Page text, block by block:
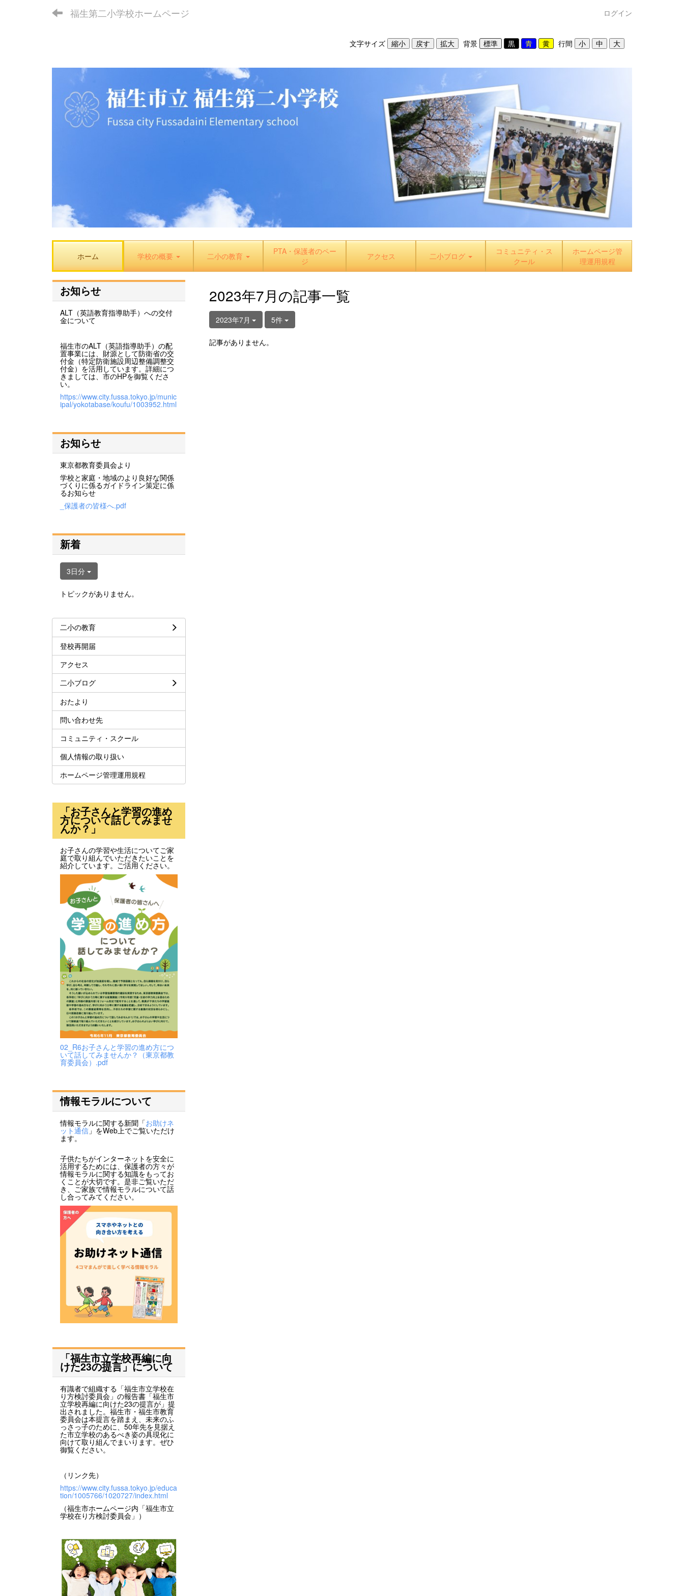
福生第二小学校ホームページ ログイン
文字サイズ 背景 行間
ホーム 学校の概要 二小の教育
PTA・保護者のペー
ジ
アクセス 二小ブログ
コミュニティ・ス
クール
ホームページ管
理運用規程
2023年7月の記事一覧
2023年7月 5件
記事がありません。
お知らせ
ALT（英語教育指導助手）への交付
金について
福生市のALT（英語指導助手）の配
置事業には、財源として防衛省の交
付金（特定防衛施設周辺整備調整交
付金）を活用しています。詳細につ
きましては、市のHPを御覧くださ
い。
https://www.city.fussa.tokyo.jp/munic
ipal/yokotabase/koufu/1003952.html
お知らせ
東京都教育委員会より
学校と家庭・地域のより良好な関係
づくりに係るガイドライン策定に係
るお知らせ
_保護者の皆様へ.pdf
新着
3日分
トピックがありません。
二小の教育
登校再開届
アクセス
二小ブログ
おたより
問い合わせ先
コミュニティ・スクール
個人情報の取り扱い
ホームページ管理運用規程
「お子さんと学習の進め
方について話してみませ
んか？」
お子さんの学習や生活についてご家
庭で取り組んでいただきたいことを
紹介しています。ご活用ください。
02_R6お子さんと学習の進め方につ
いて話してみませんか？（東京都教
育委員会）.pdf
情報モラルについて
情報モラルに関する新聞「お助けネ
ット通信 」をWeb上でご覧いただけ
ます。
子供たちがインターネットを安全に
活用するためには、保護者の方々が
情報モラルに関する知識をもってお
くことが大切です。是非ご覧いただ
き、ご家族で情報モラルについて話
し合ってみてください。
「福生市立学校再編に向
けた23の提言」について
有識者で組織する「福生市立学校在
り方検討委員会」の報告書「福生市
立学校再編に向けた23の提言が」提
出されました。福生市・福生市教育
委員会は本提言を踏まえ、未来のふ
っさっ子のために、50年先を見据え
た市立学校のあるべき姿の具現化に
向けて取り組んでまいります。ぜひ
御覧ください。
（リンク先）
https://www.city.fussa.tokyo.jp/educa
tion/1005766/1020727/index.html
（福生市ホームページ内「福生市立
学校在り方検討委員会」）